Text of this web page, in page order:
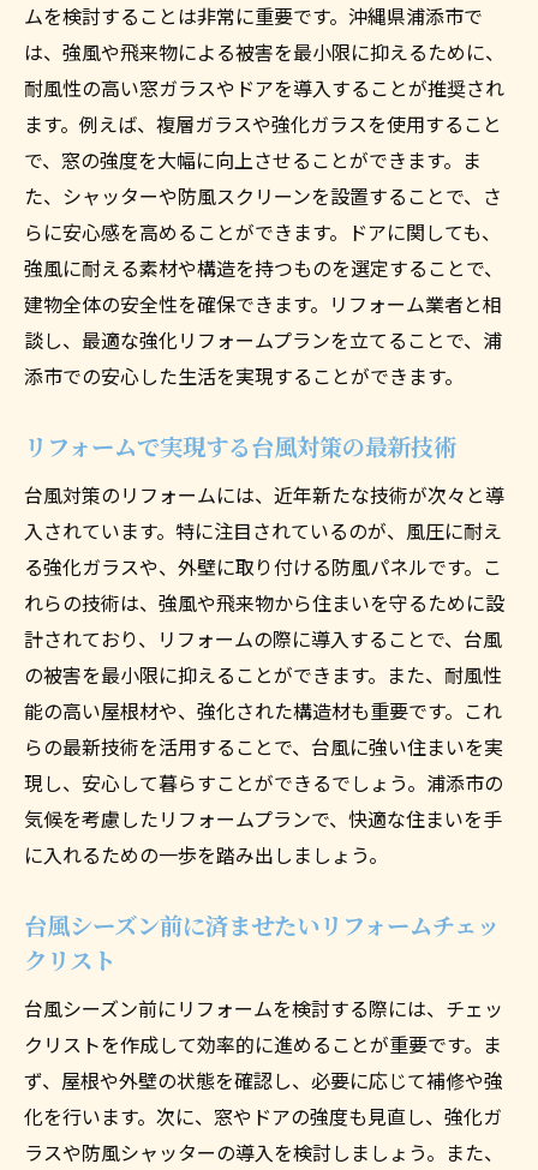
ムを検討することは非常に重要です。沖縄県浦添市で
は、強風や飛来物による被害を最小限に抑えるために、
耐風性の高い窓ガラスやドアを導入することが推奨され
ます。例えば、複層ガラスや強化ガラスを使用すること
で、窓の強度を大幅に向上させることができます。ま
た、シャッターや防風スクリーンを設置することで、さ
らに安心感を高めることができます。ドアに関しても、
強風に耐える素材や構造を持つものを選定することで、
建物全体の安全性を確保できます。リフォーム業者と相
談し、最適な強化リフォームプランを立てることで、浦
添市での安心した生活を実現することができます。
リフォームで実現する台風対策の最新技術
台風対策のリフォームには、近年新たな技術が次々と導
入されています。特に注目されているのが、風圧に耐え
る強化ガラスや、外壁に取り付ける防風パネルです。こ
れらの技術は、強風や飛来物から住まいを守るために設
計されており、リフォームの際に導入することで、台風
の被害を最小限に抑えることができます。また、耐風性
能の高い屋根材や、強化された構造材も重要です。これ
らの最新技術を活用することで、台風に強い住まいを実
現し、安心して暮らすことができるでしょう。浦添市の
気候を考慮したリフォームプランで、快適な住まいを手
に入れるための一歩を踏み出しましょう。
台風シーズン前に済ませたいリフォームチェッ
クリスト
台風シーズン前にリフォームを検討する際には、チェッ
クリストを作成して効率的に進めることが重要です。ま
ず、屋根や外壁の状態を確認し、必要に応じて補修や強
化を行います。次に、窓やドアの強度も見直し、強化ガ
ラスや防風シャッターの導入を検討しましょう。また、